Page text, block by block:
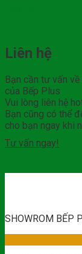
Liên hệ
Bạn cần tư vấn
của Bếp Plus
Vui lòng liên hệ
Bạn cũng có thể
cho bạn ngay khi
Tư vấn ngay!
SHOWROM BẾP